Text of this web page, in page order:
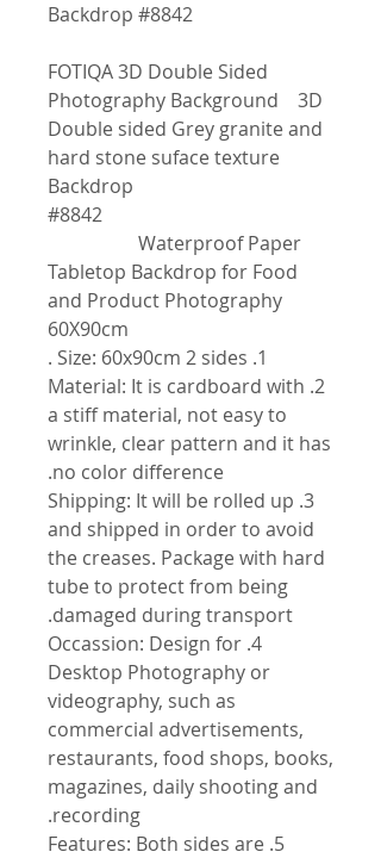
Backdrop #8842
FOTIQA 3D Double Sided
Photography Background 3D
Double sided Grey granite and
hard stone suface texture
Backdrop
#8842
Waterproof Paper
Tabletop Backdrop for Food
and Product Photography
60X90cm
1. Size: 60x90cm 2 sides .
2. Material: It is cardboard with
a stiff material, not easy to
wrinkle, clear pattern and it has
no color difference.
3. Shipping: It will be rolled up
and shipped in order to avoid
the creases. Package with hard
tube to protect from being
damaged during transport.
4. Occassion: Design for
Desktop Photography or
videography, such as
commercial advertisements,
restaurants, food shops, books,
magazines, daily shooting and
recording.
5. Features: Both sides are